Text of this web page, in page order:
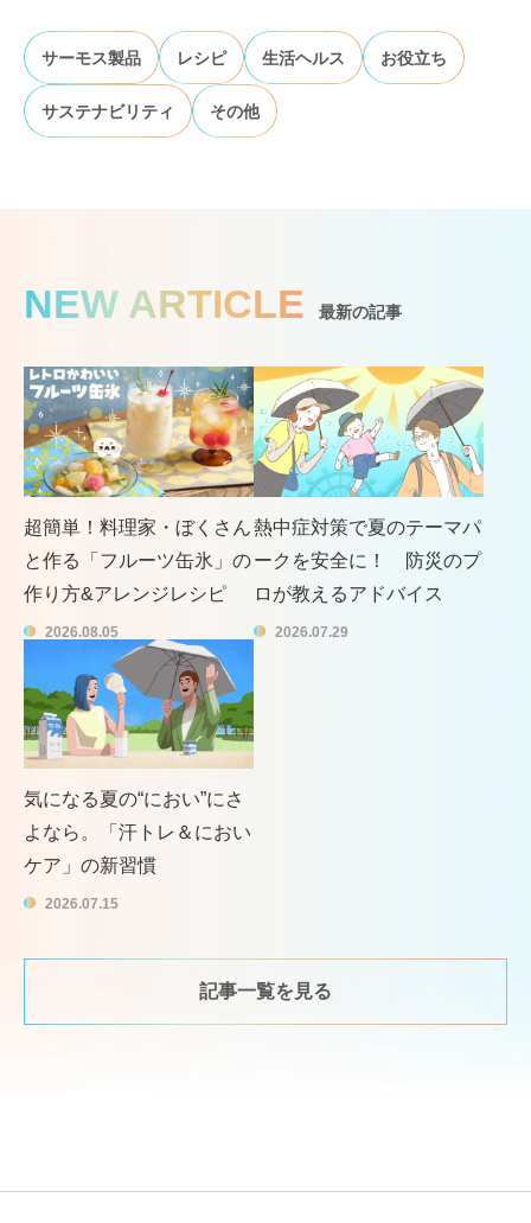
サーモス製品 レシピ 生活ヘルス お役立ち
サステナビリティ その他
NEW ARTICLE 最新の記事
超簡単！料理家・ぼくさん
と作る「フルーツ缶氷」の
作り方&アレンジレシピ
2026.08.05
熱中症対策で夏のテーマパ
ークを安全に！ 防災のプ
ロが教えるアドバイス
2026.07.29
気になる夏の“におい”にさ
よなら。「汗トレ＆におい
ケア」の新習慣
2026.07.15
記事一覧を見る